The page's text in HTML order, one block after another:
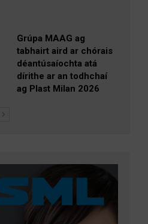
Grúpa MAAG ag
tabhairt aird ar chórais
déantúsaíochta atá
dírithe ar an todhchaí
ag Plast Milan 2026